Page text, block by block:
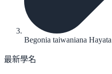
Begonia taiwaniana Hayata
最新學名